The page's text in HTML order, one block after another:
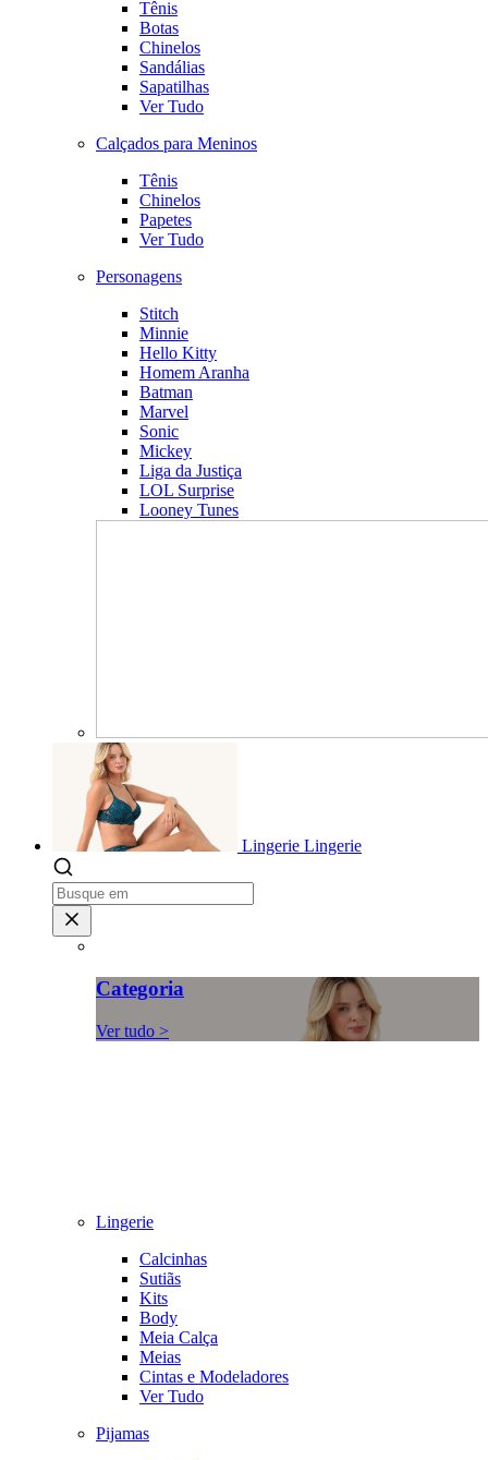
Tênis
Botas
Chinelos
Sandálias
Sapatilhas
Ver Tudo
Calçados para Meninos
Tênis
Chinelos
Papetes
Ver Tudo
Personagens
Stitch
Minnie
Hello Kitty
Homem Aranha
Batman
Marvel
Sonic
Mickey
Liga da Justiça
LOL Surprise
Looney Tunes
Lingerie Lingerie
Categoria
Ver tudo >
Lingerie
Calcinhas
Sutiãs
Kits
Body
Meia Calça
Meias
Cintas e Modeladores
Ver Tudo
Pijamas